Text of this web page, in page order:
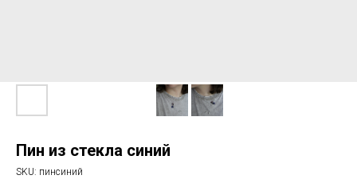
Пин из стекла синий
SKU: пинсиний